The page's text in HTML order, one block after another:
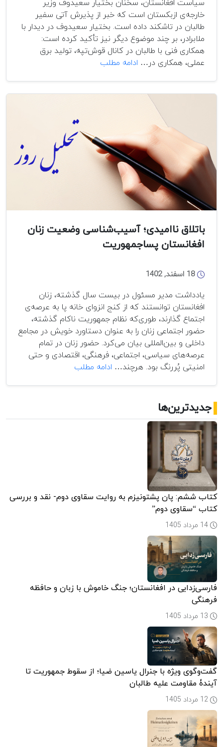
سیاست افغانستان، سخنان بختیار سعیدوف وزیر
خارجه‌ی ازبکستان است که خبر از پذیرش آتی سفیر
طالبان در تاشکند داده است. بختیار سعیدوف در دیدار با
ملابرادر، بر چند موضوع دیگر نیز تأکید کرده است:
همکاری فنی با طالبان در کانال قوش‌تپه، تولید برق
عملی، همکاری در… ادامه مطلب
افغانستان
باتلاق ناامیدی؛ آسیب‌شناسی وضعیت زنان
افغانستان پساجمهوریت
18 اسفند, 1402
یادداشت مدیر مسئول در بیست سال گذشته، زنان
افغانستان توانستند که از کنج انزوای خانه پا به عرصه‌ی
اجتماع گذارند، طوری‌که نظام جمهوریت ناکام گذشته،
حضور اجتماعی زنان را به عنوان دستاورد خویش در مجامع
داخلی و بین‌المللی بیان می‌کرد. حضور زنان در تمام
عرصه‌های سیاسی، اجتماعی، فرهنگی، اقتصادی و حتی
امنیتی پُررنگ بود. هرچند… ادامه مطلب
جدیدترین‌ها
کتاب ششم: پان پشتونیزم به روایت سقاوی دوم- نقد و بررسی
کتاب “سقاوی دوم”
فارسی‌زدایی در افغانستان؛ جنگ خاموش با زبان و حافظه
فرهنگی
گفت‌وگوی ویژه با جنرال یاسین ضیا؛ از سقوط جمهوریت تا
آیندۀ مقاومت علیه طالبان